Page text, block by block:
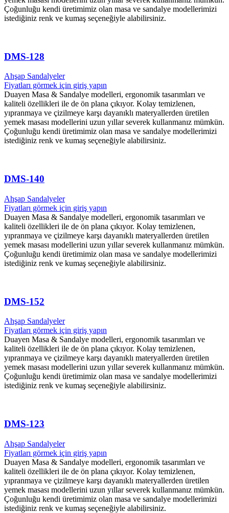
Çoğunluğu kendi üretimimiz olan masa ve sandalye modellerimizi
istediğiniz renk ve kumaş seçeneğiyle alabilirsiniz.
DMS-128
Ahşap Sandalyeler
Fiyatları görmek için giriş yapın
Duayen Masa & Sandalye modelleri, ergonomik tasarımları ve
kaliteli özellikleri ile de ön plana çıkıyor. Kolay temizlenen,
yıpranmaya ve çizilmeye karşı dayanıklı materyallerden üretilen
yemek masası modellerini uzun yıllar severek kullanmanız mümkün.
Çoğunluğu kendi üretimimiz olan masa ve sandalye modellerimizi
istediğiniz renk ve kumaş seçeneğiyle alabilirsiniz.
DMS-140
Ahşap Sandalyeler
Fiyatları görmek için giriş yapın
Duayen Masa & Sandalye modelleri, ergonomik tasarımları ve
kaliteli özellikleri ile de ön plana çıkıyor. Kolay temizlenen,
yıpranmaya ve çizilmeye karşı dayanıklı materyallerden üretilen
yemek masası modellerini uzun yıllar severek kullanmanız mümkün.
Çoğunluğu kendi üretimimiz olan masa ve sandalye modellerimizi
istediğiniz renk ve kumaş seçeneğiyle alabilirsiniz.
DMS-152
Ahşap Sandalyeler
Fiyatları görmek için giriş yapın
Duayen Masa & Sandalye modelleri, ergonomik tasarımları ve
kaliteli özellikleri ile de ön plana çıkıyor. Kolay temizlenen,
yıpranmaya ve çizilmeye karşı dayanıklı materyallerden üretilen
yemek masası modellerini uzun yıllar severek kullanmanız mümkün.
Çoğunluğu kendi üretimimiz olan masa ve sandalye modellerimizi
istediğiniz renk ve kumaş seçeneğiyle alabilirsiniz.
DMS-123
Ahşap Sandalyeler
Fiyatları görmek için giriş yapın
Duayen Masa & Sandalye modelleri, ergonomik tasarımları ve
kaliteli özellikleri ile de ön plana çıkıyor. Kolay temizlenen,
yıpranmaya ve çizilmeye karşı dayanıklı materyallerden üretilen
yemek masası modellerini uzun yıllar severek kullanmanız mümkün.
Çoğunluğu kendi üretimimiz olan masa ve sandalye modellerimizi
istediğiniz renk ve kumaş seçeneğiyle alabilirsiniz.